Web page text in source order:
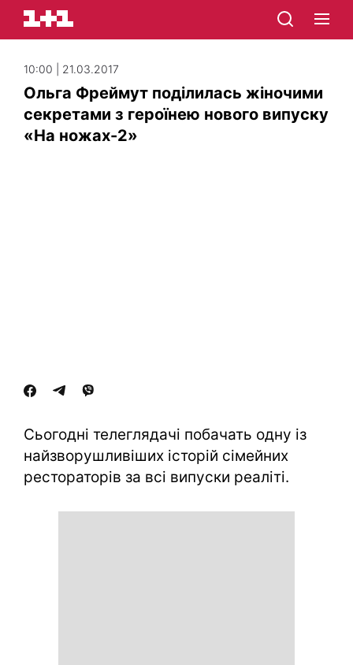
10:00 | 21.03.2017
Ольга Фреймут поділилась жіночими
секретами з героїнею нового випуску
«На ножах-2»
Cьогодні телеглядачі побачать одну із
найзворушливіших історій сімейних
рестораторів за всі випуски реаліті.